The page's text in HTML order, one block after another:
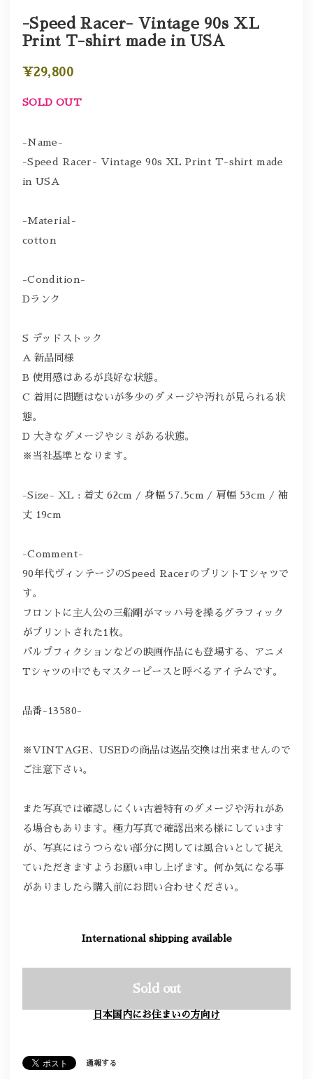
-Speed Racer- Vintage 90s XL
Print T-shirt made in USA
¥29,800
SOLD OUT
-Name-
-Speed Racer- Vintage 90s XL Print T-shirt made
in USA
-Material-
cotton
-Condition-
Dランク
S デッドストック
A 新品同様
B 使用感はあるが良好な状態。
C 着用に問題はないが多少のダメージや汚れが見られる状
態。
D 大きなダメージやシミがある状態。
※当社基準となります。
-Size- XL : 着丈 62cm / 身幅 57.5cm / 肩幅 53cm / 袖
丈 19cm
-Comment-
90年代ヴィンテージのSpeed RacerのプリントTシャツで
す。
フロントに主人公の三船剛がマッハ号を操るグラフィック
がプリントされた1枚。
パルプフィクションなどの映画作品にも登場する、アニメ
Tシャツの中でもマスターピースと呼べるアイテムです。
品番-13580-
※VINTAGE、USEDの商品は返品交換は出来ませんので
ご注意下さい。
また写真では確認しにくい古着特有のダメージや汚れがあ
る場合もあります。極力写真で確認出来る様にしています
が、写真にはうつらない部分に関しては風合いとして捉え
ていただきますようお願い申し上げます。何か気になる事
がありましたら購入前にお問い合わせください。
International shipping available
Sold out
日本国内にお住まいの方向け
通報する